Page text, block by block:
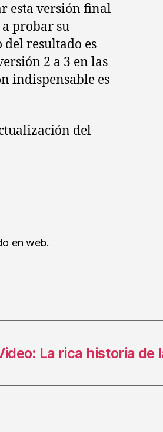
esta versión final
probar su
resultado es
2 a 3 en las
indispensable es
del
en web.
La rica historia de